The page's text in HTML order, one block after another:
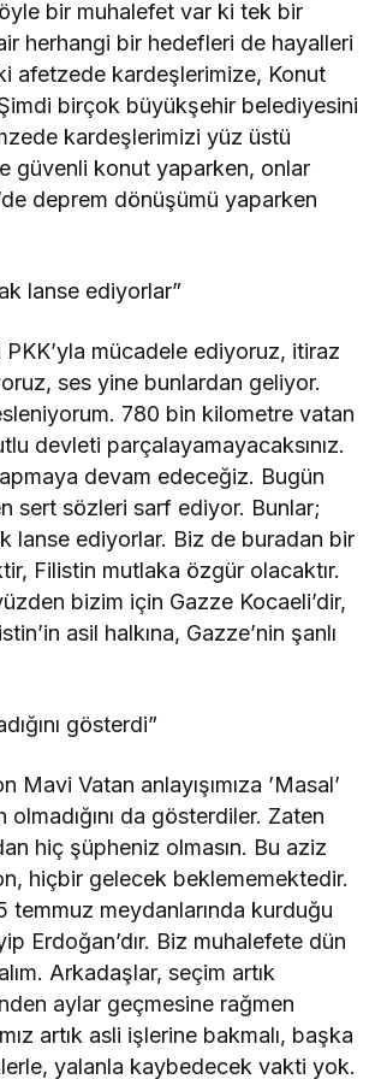
bir muhalefet var ki tek bir
herhangi bir hedefleri de hayalleri
afetzede kardeşlerimize, Konut
birçok büyükşehir belediyesini
kardeşlerimizi yüz üstü
güvenli konut yaparken, onlar
deprem dönüşümü yaparken
lanse ediyorlar”
mücadele ediyoruz, itiraz
ses yine bunlardan geliyor.
780 bin kilometre vatan
devleti parçalayamayacaksınız.
devam edeceğiz. Bugün
sert sözleri sarf ediyor. Bunlar;
lanse ediyorlar. Biz de buradan bir
Filistin mutlaka özgür olacaktır.
bizim için Gazze Kocaeli’dir,
asil halkına, Gazze’nin şanlı
gösterdi”
Mavi Vatan anlayışımıza ’Masal’
da gösterdiler. Zaten
hiç şüpheniz olmasın. Bu aziz
hiçbir gelecek beklememektedir.
temmuz meydanlarında kurduğu
Erdoğan’dır. Biz muhalefete dün
Arkadaşlar, seçim artık
aylar geçmesine rağmen
artık asli işlerine bakmalı, başka
yalanla kaybedecek vakti yok.
Güncel
Utku Caner Çaykara
Tahliye Kararı: Aziz İhsan
Aktaş Davasında Yeni
Gelişme